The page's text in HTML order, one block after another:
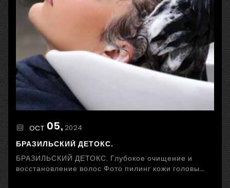
OCT 05, 2024
БРАЗИЛЬСКИЙ ДЕТОКС.
БРАЗИЛЬСКИЙ ДЕТОКС. Глубокое очищение и
восстановление волос Фото пилинг кожи головы